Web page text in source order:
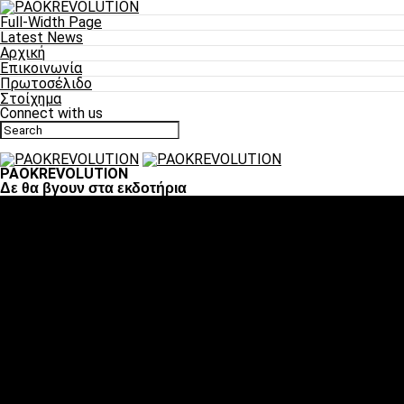
Full-Width Page
Latest News
Αρχική
Επικοινωνία
Πρωτοσέλιδο
Στοίχημα
Connect with us
PAOKREVOLUTION
Δε θα βγουν στα εκδοτήρια